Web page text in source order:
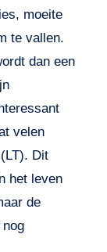
moeite
te vallen.
dan een
velen
(LT). Dit
het leven
de